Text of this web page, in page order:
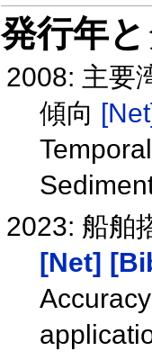
発行年
2008: 主要
傾向
2023: 船舶
[Net]